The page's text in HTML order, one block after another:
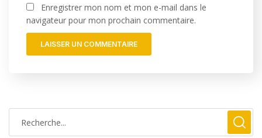
Enregistrer mon nom et mon e-mail dans le
navigateur pour mon prochain commentaire.